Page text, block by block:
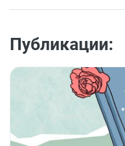
Публикации: